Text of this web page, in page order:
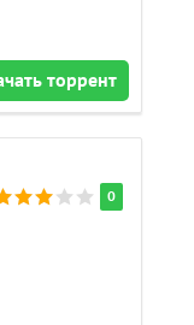
торрент
0